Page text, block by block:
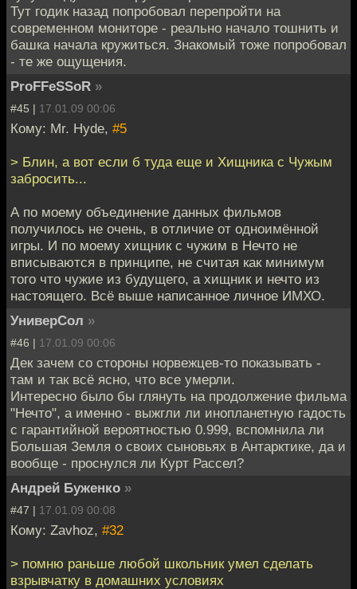
Тут годик назад попробовал перепройти на
современном мониторе - реально начало тошнить и
башка начала кружиться. Знакомый тоже попробовал
- те же ощущения.
ProFFeSSoR »
#45 | 17.01.09 00:06
Кому: Mr. Hyde, #5
> Блин, а вот если б туда еще и Хищника с Чужым
забросить...
А по моему объединение данных фильмов
получилось не очень, в отличие от одноимённой
игры. И по моему хищник с чужим в Нечто не
вписываются в принципе, не считая как минимум
того что чужие из будущего, а хищник и нечто из
настоящего. Всё выше написанное личное ИМХО.
УниверСол »
#46 | 17.01.09 00:06
Дек зачем со стороны норвежцев-то показывать -
там и так всё ясно, что все умерли.
Интересно было бы глянуть на продолжение фильма
"Нечто", а именно - выжгли ли инопланетную гадость
с гарантийной вероятностью 0.999, вспомнила ли
Большая Земля о своих сыновьях в Антарктике, да и
вообще - проснулся ли Курт Рассел?
Андрей Буженко »
#47 | 17.01.09 00:08
Кому: Zavhoz, #32
> помню раньше любой школьник умел сделать
взрывчатку в домашних условиях